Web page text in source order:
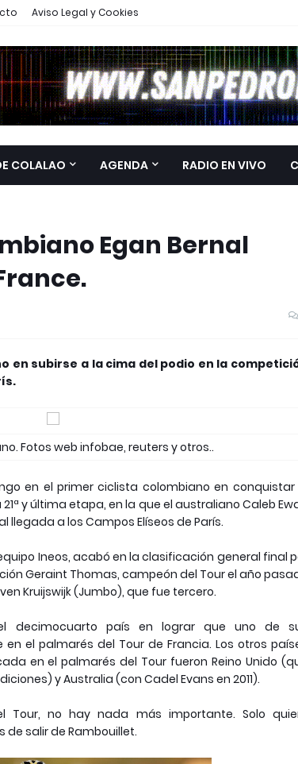
Aviso Legal y Cookies
COLALAO AGENDA RADIO EN VIVO
Egan Bernal
en subirse a la cima del podio en la
Fotos web infobae, reuters y otros..
en el primer ciclista colombiano en conquistar
y última etapa, en la que el australiano Caleb
a los Campos Elíseos de París.
Ineos, acabó en la clasificación general final
Geraint Thomas, campeón del Tour el año
Kruijswijk (Jumbo), que fue tercero.
decimocuarto país en lograr que uno de
el palmarés del Tour de Francia. Los otros
en el palmarés del Tour fueron Reino Unido
y Australia (con Cadel Evans en 2011).
Tour, no hay nada más importante. Solo
de salir de Rambouillet.